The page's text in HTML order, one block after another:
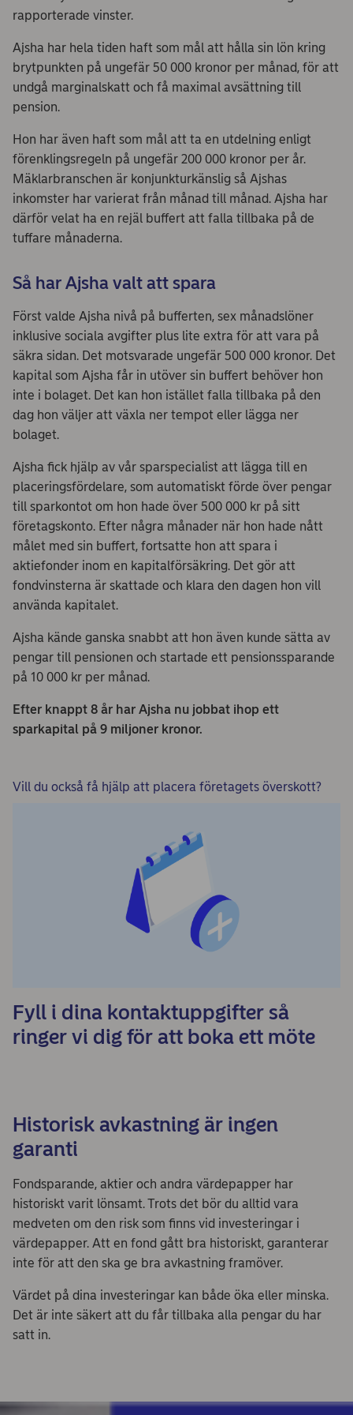
rapporterade vinster.
Ajsha har hela tiden haft som mål att hålla sin lön kring
brytpunkten på ungefär 50 000 kronor per månad, för att
undgå marginalskatt och få maximal avsättning till
pension.
Hon har även haft som mål att ta en utdelning enligt
förenklingsregeln på ungefär 200 000 kronor per år.
Mäklarbranschen är konjunkturkänslig så Ajshas
inkomster har varierat från månad till månad. Ajsha har
därför velat ha en rejäl buffert att falla tillbaka på de
tuffare månaderna.
Så har Ajsha valt att spara
Först valde Ajsha nivå på bufferten, sex månadslöner
inklusive sociala avgifter plus lite extra för att vara på
säkra sidan. Det motsvarade ungefär 500 000 kronor. Det
kapital som Ajsha får in utöver sin buffert behöver hon
inte i bolaget. Det kan hon istället falla tillbaka på den
dag hon väljer att växla ner tempot eller lägga ner
bolaget.
Ajsha fick hjälp av vår sparspecialist att lägga till en
placeringsfördelare, som automatiskt förde över pengar
till sparkontot om hon hade över 500 000 kr på sitt
företagskonto. Efter några månader när hon hade nått
målet med sin buffert, fortsatte hon att spara i
aktiefonder inom en kapitalförsäkring. Det gör att
fondvinsterna är skattade och klara den dagen hon vill
använda kapitalet.
Ajsha kände ganska snabbt att hon även kunde sätta av
pengar till pensionen och startade ett pensionssparande
på 10 000 kr per månad.
Efter knappt 8 år har Ajsha nu jobbat ihop ett
sparkapital på 9 miljoner kronor.
Vill du också få hjälp att placera företagets överskott?
Fyll i dina kontaktuppgifter så
ringer vi dig för att boka ett möte
Historisk avkastning är ingen
garanti
Fondsparande, aktier och andra värdepapper har
historiskt varit lönsamt. Trots det bör du alltid vara
medveten om den risk som finns vid investeringar i
värdepapper. Att en fond gått bra historiskt, garanterar
inte för att den ska ge bra avkastning framöver.
Värdet på dina investeringar kan både öka eller minska.
Det är inte säkert att du får tillbaka alla pengar du har
satt in.